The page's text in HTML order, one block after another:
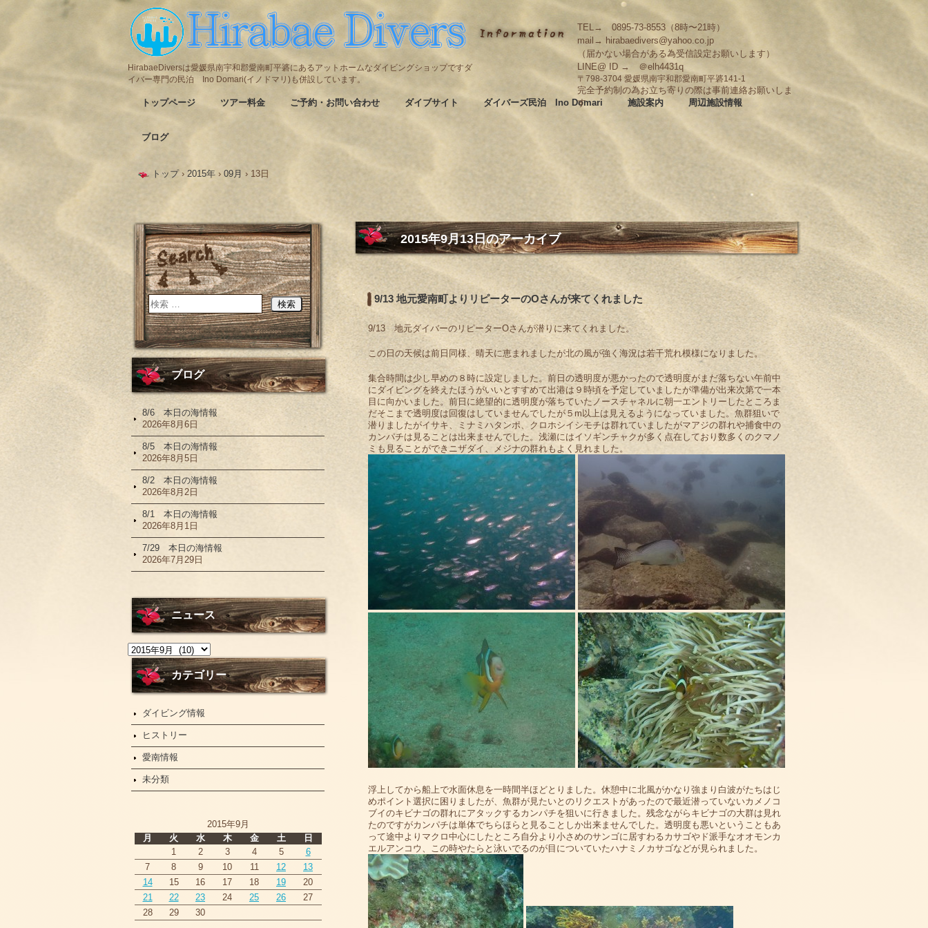
HirabaeDiversは愛媛県南宇和郡愛南町平碆にあるアットホームなダイビングショップですダ
イバー専門の民泊 Ino Domari(イノドマリ)も併設しています。
TEL→ 0895-73-8553（8時〜21時）
mail→ hirabaedivers@yahoo.co.jp
（届かない場合がある為受信設定お願いします）
LINE@ ID → ＠elh4431q
〒798-3704 愛媛県南宇和郡愛南町平碆141-1
完全予約制の為お立ち寄りの際は事前連絡お願いしま
す
トップページ ツアー料金 ご予約・お問い合わせ ダイブサイト ダイバーズ民泊 Ino Domari 施設案内 周辺施設情報
ブログ
トップ › 2015年 › 09月 › 13日
2015年9月13日のアーカイブ
9/13 地元愛南町よりリピーターのOさんが来てくれました
9/13 地元ダイバーのリピーターOさんが潜りに来てくれました。
この日の天候は前日同様、晴天に恵まれましたが北の風が強く海況は若干荒れ模様になりました。
集合時間は少し早めの８時に設定しました。前日の透明度が悪かったので透明度がまだ落ちない午前中
にダイビングを終えたほうがいいとすすめて出港は９時頃を予定していましたが準備が出来次第で一本
目に向かいました。前日に絶望的に透明度が落ちていたノースチャネルに朝一エントリーしたところま
だそこまで透明度は回復はしていませんでしたが５m以上は見えるようになっていました。魚群狙いで
潜りましたがイサキ、ミナミハタンポ、クロホシイシモチは群れていましたがマアジの群れや捕食中の
カンパチは見ることは出来ませんでした。浅瀬にはイソギンチャクが多く点在しており数多くのクマノ
ミも見ることができニザダイ、メジナの群れもよく見れました。
浮上してから船上で水面休息を一時間半ほどとりました。休憩中に北風がかなり強まり白波がたちはじ
めポイント選択に困りましたが、魚群が見たいとのリクエストがあったので最近潜っていないカメノコ
ブイのキビナゴの群れにアタックするカンパチを狙いに行きました。残念ながらキビナゴの大群は見れ
たのですがカンパチは単体でちらほらと見ることしか出来ませんでした。透明度も悪いということもあ
って途中よりマクロ中心にしたところ自分より小さめのサンゴに居すわるカサゴやド派手なオオモンカ
エルアンコウ、この時やたらと泳いでるのが目についていたハナミノカサゴなどが見られました。
ブログ
8/6 本日の海情報
2026年8月6日
8/5 本日の海情報
2026年8月5日
8/2 本日の海情報
2026年8月2日
8/1 本日の海情報
2026年8月1日
7/29 本日の海情報
2026年7月29日
ニュース
ニ
ュ
ー
カテゴリー
ダイビング情報
ヒストリー
愛南情報
未分類
2015年9月
月
火 水 木 金 土
日
1
2 3 4 5
6
7
8 9 10 11 12
13
14
15 16 17 18 19
20
21
22 23 24 25 26
27
28
29 30